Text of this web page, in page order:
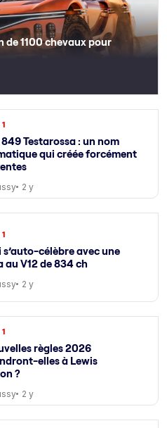
1100 chevaux pour
Testarossa : un nom
qui créée forcément
2 y
s’auto-célèbre avec une
au V12 de 834 ch
2 y
règles 2026
elles à Lewis
?
2 y